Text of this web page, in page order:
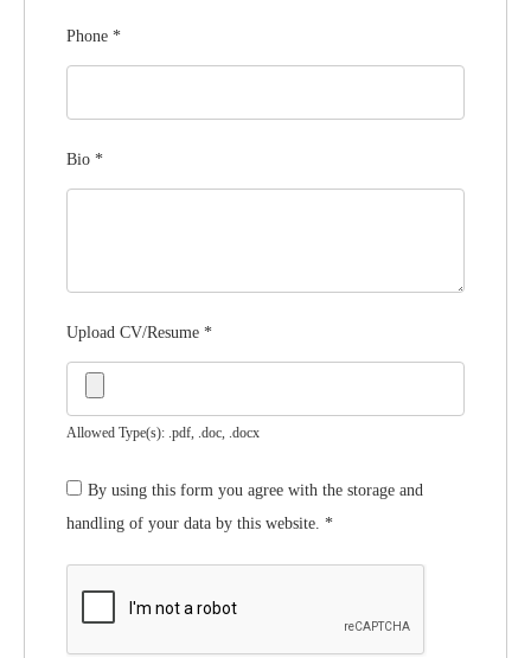
Phone *
Bio *
Upload CV/Resume *
Allowed Type(s): .pdf, .doc, .docx
By using this form you agree with the storage and
handling of your data by this website. *